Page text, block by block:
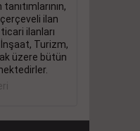
çerçeveli ilan
ilanları
Turizm,
üzere bütün